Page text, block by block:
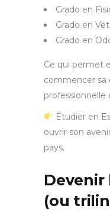
Grado en
Grado en
Grado en
Ce qui permet
commencer sa
professionnelle
Étudier en
ouvrir son
pays.
(ou